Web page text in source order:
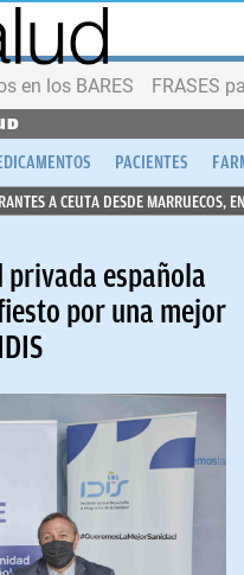
en los BARES FRASES
PACIENTES
A CEUTA DESDE MARRUECOS,
privada española
por una mejor